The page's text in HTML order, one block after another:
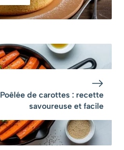
Poêlée de carottes : recette
savoureuse et facile